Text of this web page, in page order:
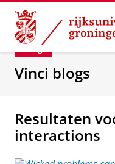
Skip
Content
Skip
Navigation
Blog
Vinci blogs
Resultaten
interactions